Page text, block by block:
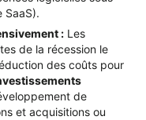
SaaS).
: Les
de la récession le
des coûts pour
de
et acquisitions ou